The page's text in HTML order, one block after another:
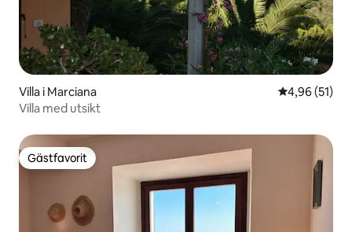
Villa i Marciana 4,96 av 5 i
4,96 (51)
Villa med utsikt
Gästfavorit
Gästfavorit